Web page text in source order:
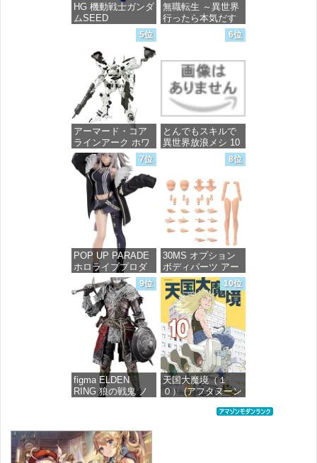
HG 機動戦士ガンダ
ムSEED
FREEDOM マイテ
ィーストライクフ
リーダムガンダム
1/144スケール 色分
け済みプラモデル
価格：¥4,800
無職転生 ～異世界
行ったら本気だす
～ 20 (MFコミック
ス フラッパーシ
価格：¥748
5位
アーマード・コア
ラインアーク ホワ
イト・グリント 全
高約160mm 1/72ス
ケール プラモデル
価格：¥7,367
6位
とんでもスキルで
異世界放浪メシ 10
(ガルドコミックス)
価格：¥726
7位
POP UP PARADE
ホロライブプロダ
クション 獅白ぼた
ん ノンスケール プ
ラスチック製 塗装
済み完成品フィギ
価格：¥4,676
8位
30MS オプション
ボディパーツ アー
ムパーツ&レッグパ
ーツ [カラーC] 色
分け済みプラモデ
ル
価格：¥1,949
9位
figma ELDEN
RING 狼の戦鬼 ノ
価格：¥13,115
10位
天国大魔境（１
０） (アフタヌーン